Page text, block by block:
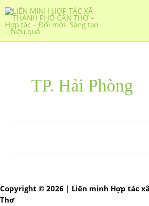
TP. Hải Phòng
Copyright © 2026 | Liên minh Hợp tác
Thơ